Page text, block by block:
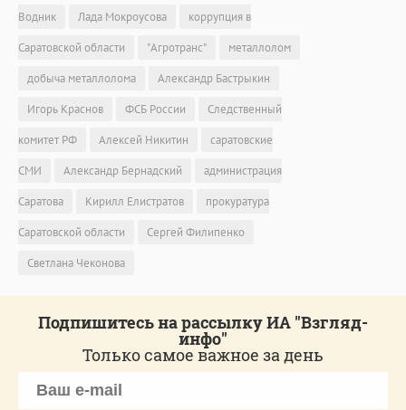
Водник Лада Мокроусова
коррупция в
Саратовской области
"Агротранс"
металлолом
добыча металлолома
Александр Бастрыкин
Игорь Краснов
ФСБ России
Следственный
комитет РФ
Алексей Никитин
саратовские
СМИ
Александр Бернадский
администрация
Саратова
Кирилл Елистратов
прокуратура
Саратовской области
Сергей Филипенко
Светлана Чеконова
Подпишитесь на рассылку ИА "Взгляд-
инфо"
Только самое важное за день